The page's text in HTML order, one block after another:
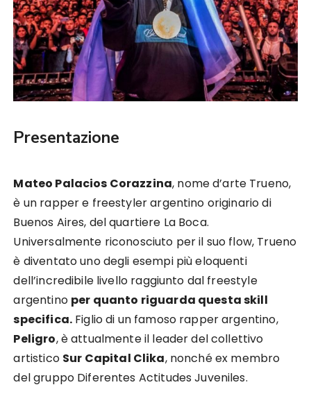
Presentazione
Mateo Palacios Corazzina, nome d’arte Trueno,
è un rapper e freestyler argentino originario di
Buenos Aires, del quartiere La Boca.
Universalmente riconosciuto per il suo flow, Trueno
è diventato uno degli esempi più eloquenti
dell’incredibile livello raggiunto dal freestyle
argentino per quanto riguarda questa skill
specifica. Figlio di un famoso rapper argentino,
Peligro, è attualmente il leader del collettivo
artistico Sur Capital Clika, nonché ex membro
del gruppo Diferentes Actitudes Juveniles.